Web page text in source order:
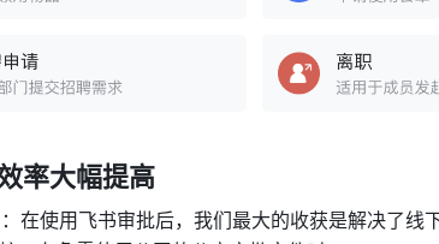
率大幅提高
在使用飞书审批后，我们最大的收获是解决了线